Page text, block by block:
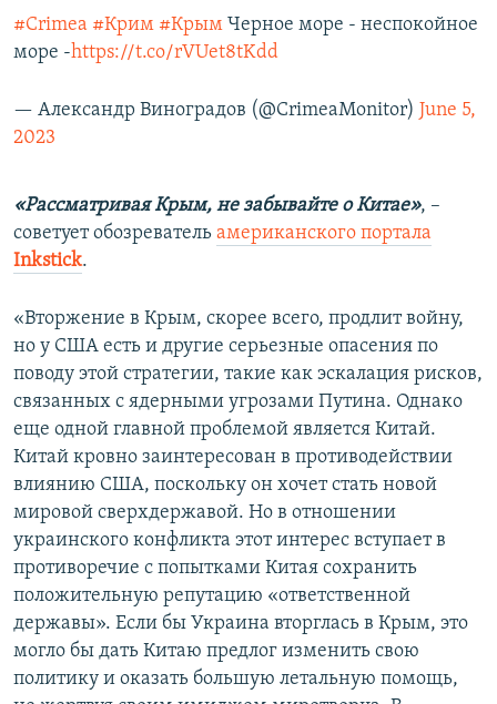
#Crimea #Крим #Крым Черное море - неспокойное
море -https://t.co/rVUet8tKdd
— Александр Виноградов (@CrimeaMonitor) June 5,
2023
«Рассматривая Крым, не забывайте о Китае», –
советует обозреватель американского портала
Inkstick.
«Вторжение в Крым, скорее всего, продлит войну,
но у США есть и другие серьезные опасения по
поводу этой стратегии, такие как эскалация рисков,
связанных с ядерными угрозами Путина. Однако
еще одной главной проблемой является Китай.
Китай кровно заинтересован в противодействии
влиянию США, поскольку он хочет стать новой
мировой сверхдержавой. Но в отношении
украинского конфликта этот интерес вступает в
противоречие с попытками Китая сохранить
положительную репутацию «ответственной
державы». Если бы Украина вторглась в Крым, это
могло бы дать Китаю предлог изменить свою
политику и оказать большую летальную помощь,